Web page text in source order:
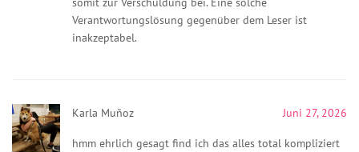
Verantwortungslösung gegenüber dem Leser ist
inakzeptabel.
Karla Muñoz Juni 27, 2026
hmm ehrlich gesagt find ich das alles total kompliziert